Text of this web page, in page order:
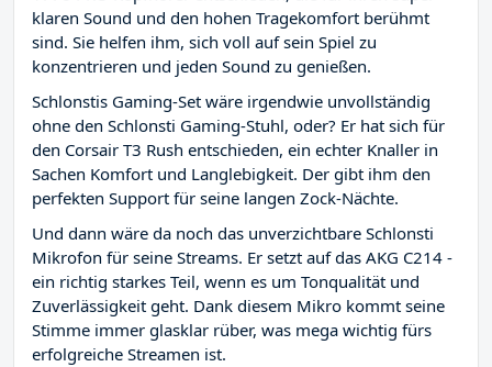
klaren Sound und den hohen Tragekomfort berühmt
sind. Sie helfen ihm, sich voll auf sein Spiel zu
konzentrieren und jeden Sound zu genießen.
Schlonstis Gaming-Set wäre irgendwie unvollständig
ohne den Schlonsti Gaming-Stuhl, oder? Er hat sich für
den Corsair T3 Rush entschieden, ein echter Knaller in
Sachen Komfort und Langlebigkeit. Der gibt ihm den
perfekten Support für seine langen Zock-Nächte.
Und dann wäre da noch das unverzichtbare Schlonsti
Mikrofon für seine Streams. Er setzt auf das AKG C214 -
ein richtig starkes Teil, wenn es um Tonqualität und
Zuverlässigkeit geht. Dank diesem Mikro kommt seine
Stimme immer glasklar rüber, was mega wichtig fürs
erfolgreiche Streamen ist.